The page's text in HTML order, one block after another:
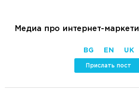
Медиа про интернет-
BG EN UK
Прислать пост